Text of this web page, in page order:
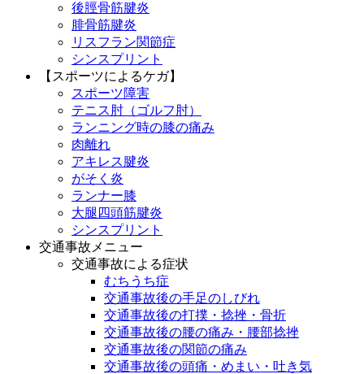
後脛骨筋腱炎
腓骨筋腱炎
リスフラン関節症
シンスプリント
【スポーツによるケガ】
スポーツ障害
テニス肘（ゴルフ肘）
ランニング時の膝の痛み
肉離れ
アキレス腱炎
がそく炎
ランナー膝
大腿四頭筋腱炎
シンスプリント
交通事故メニュー
交通事故による症状
むちうち症
交通事故後の手足のしびれ
交通事故後の打撲・捻挫・骨折
交通事故後の腰の痛み・腰部捻挫
交通事故後の関節の痛み
交通事故後の頭痛・めまい・吐き気